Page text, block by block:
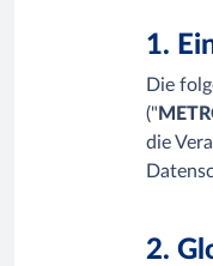
1.
Die
("
die
2.